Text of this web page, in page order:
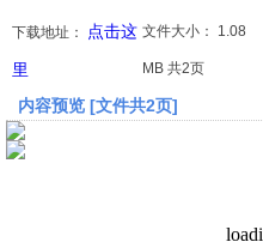
论文
下载地址：
点击这
里
文件大小： 1.08
MB 共2页
内容预览 [文件共2页]